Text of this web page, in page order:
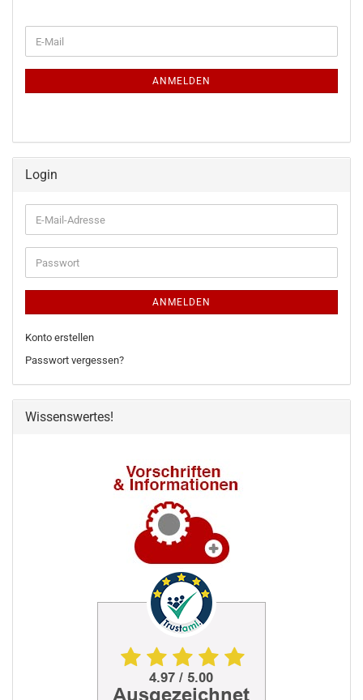
ZUR
E-
Mail
ANMELDEN
Login
E-
Mail-
Adresse
Passwort
ANMELDEN
Konto erstellen
Passwort vergessen?
Wissenswertes!